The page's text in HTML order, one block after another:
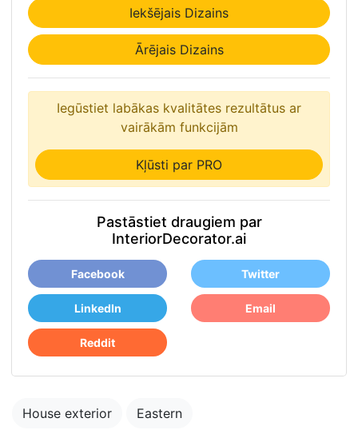
Iekšējais Dizains
Ārējais Dizains
Iegūstiet labākas kvalitātes rezultātus ar
vairākām funkcijām
Kļūsti par PRO
Pastāstiet draugiem par
InteriorDecorator.ai
Facebook Twitter
LinkedIn Email
Reddit
House exterior Eastern